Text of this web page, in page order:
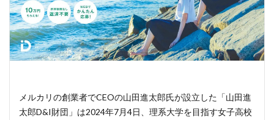
メルカリの創業者でCEOの山田進太郎氏が設立した「山田進
太郎D&I財団」は2024年7月4日、理系大学を目指す女子高校